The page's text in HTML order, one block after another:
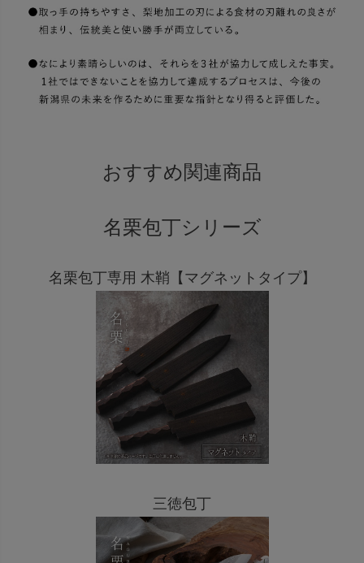
おすすめ関連商品
名栗包丁シリーズ
名栗包丁専用 木鞘【マグネットタイプ】
三徳包丁